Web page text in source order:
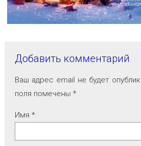
Добавить комментарий
Ваш адрес email не будет
поля помечены *
Имя *